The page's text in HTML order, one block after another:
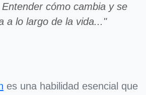
cómo cambia y se
a lo largo de la vida..."
es una habilidad esencial que